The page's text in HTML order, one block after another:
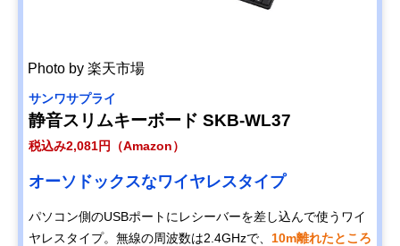
Photo by 楽天市場
サンワサプライ
静音スリムキーボード SKB-WL37
税込み2,081円（Amazon）
オーソドックスなワイヤレスタイプ
パソコン側のUSBポートにレシーバーを差し込んで使うワイ
ヤレスタイプ。無線の周波数は2.4GHzで、 10m離れたところ